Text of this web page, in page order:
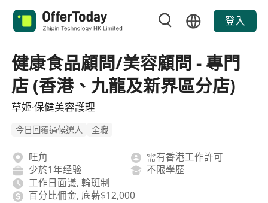
登入
健康食品顧問/美容顧問 - 專門
店 (香港、九龍及新界區分店)
草姬·保健美容護理
今日回覆過候選人 全職
旺角
需有香港工作許可
少於1年经验
不限學歷
工作日面議, 輪班制
百分比佣金, 底薪$12,000